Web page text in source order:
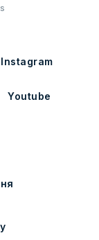
Instagram
Youtube